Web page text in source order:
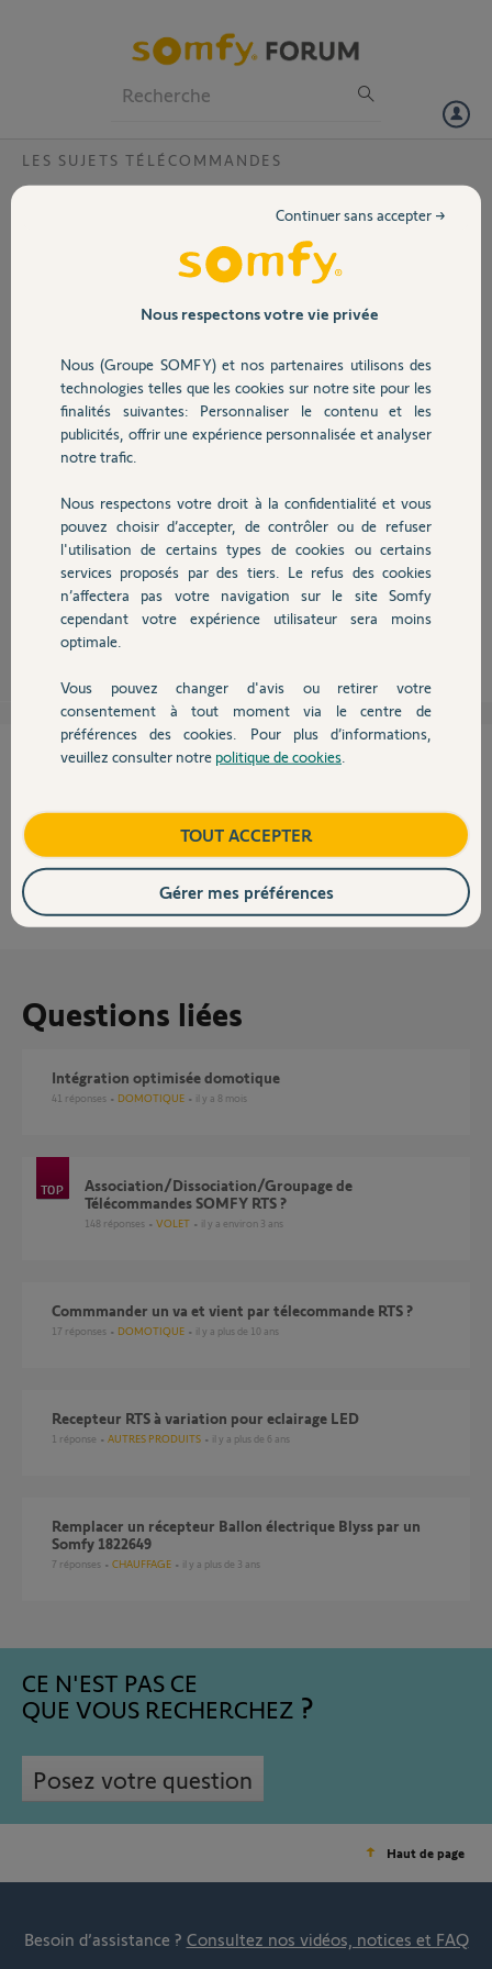
Volet
Sécurité
Domotique
Chauffage
Autres produits
Devis avec un pro
Contact
LES SUJETS TÉLÉCOMMANDES
initialiser telis 16 et recepteur eclairage
Je possède une Telis 16.La notice du récepteur d’éclairage 500 w
1810845 parle de la programmation de différentes télécommandes
mais pas de la Telis 16 .Ou trouver ce qui me manque pour associer les
jacques D.
il y a plus de 11 ans
Participer au fil de discussion
Telis 1, 4 ou 16, c'est pareil.
Robert P.
Cette réponse vous a-t-elle aidé ?
100%des internautes ont trouvé cette réponse utile
Questions liées
Intégration optimisée domotique
41 réponses DOMOTIQUE il y a 8 mois
Association/Dissociation/Groupage de
Télécommandes SOMFY RTS ?
148 réponses VOLET il y a environ 3 ans
Commmander un va et vient par télecommande RTS ?
17 réponses DOMOTIQUE il y a plus de 10 ans
Recepteur RTS à variation pour eclairage LED
1 réponse AUTRES PRODUITS il y a plus de 6 ans
Remplacer un récepteur Ballon électrique Blyss par un
Somfy 1822649
7 réponses CHAUFFAGE il y a plus de 3 ans
CE N'EST PAS CE
QUE VOUS RECHERCHEZ
Posez votre question
Haut de page
Besoin d’assistance ? Consultez nos vidéos, notices et FAQ
Nous respectons votre vie privée
Nous (Groupe SOMFY) et nos partenaires utilisons des
technologies telles que les cookies sur notre site pour les
finalités suivantes: Personnaliser le contenu et les
publicités, offrir une expérience personnalisée et analyser
notre trafic.
Nous respectons votre droit à la confidentialité et vous
pouvez choisir d’accepter, de contrôler ou de refuser
l'utilisation de certains types de cookies ou certains
services proposés par des tiers. Le refus des cookies
n’affectera pas votre navigation sur le site Somfy
cependant votre expérience utilisateur sera moins
optimale.
Vous pouvez changer d'avis ou retirer votre
consentement à tout moment via le centre de
préférences des cookies. Pour plus d’informations,
veuillez consulter notre politique de cookies
Continuer sans accepter →
TOUT ACCEPTER
Gérer mes préférences